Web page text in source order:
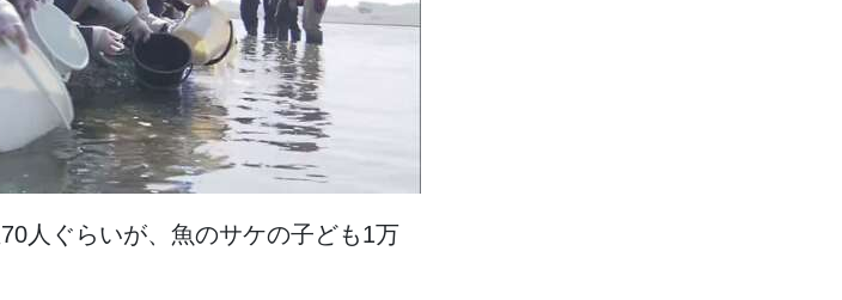
70人 ぐらいが、 魚のサケの子ども1万